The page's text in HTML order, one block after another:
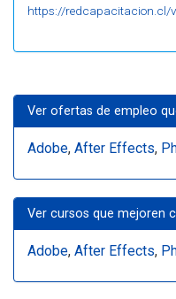
https://redcapacitacion.cl/
Ver ofertas de empleo
Adobe, After Effects,
Ver cursos que mejoren
Adobe, After Effects,